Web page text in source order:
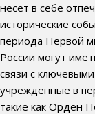
несет в себе
исторические
периода Первой
России могут
связи с
учрежденные в
такие как Орден